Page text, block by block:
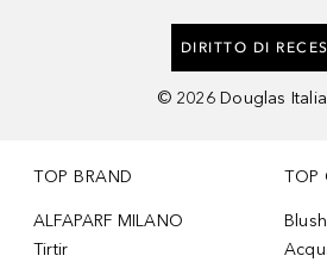
DIRITTO DI
© 2026 Douglas
TOP BRAND
ALFAPARF MILANO
Tirtir
TOP